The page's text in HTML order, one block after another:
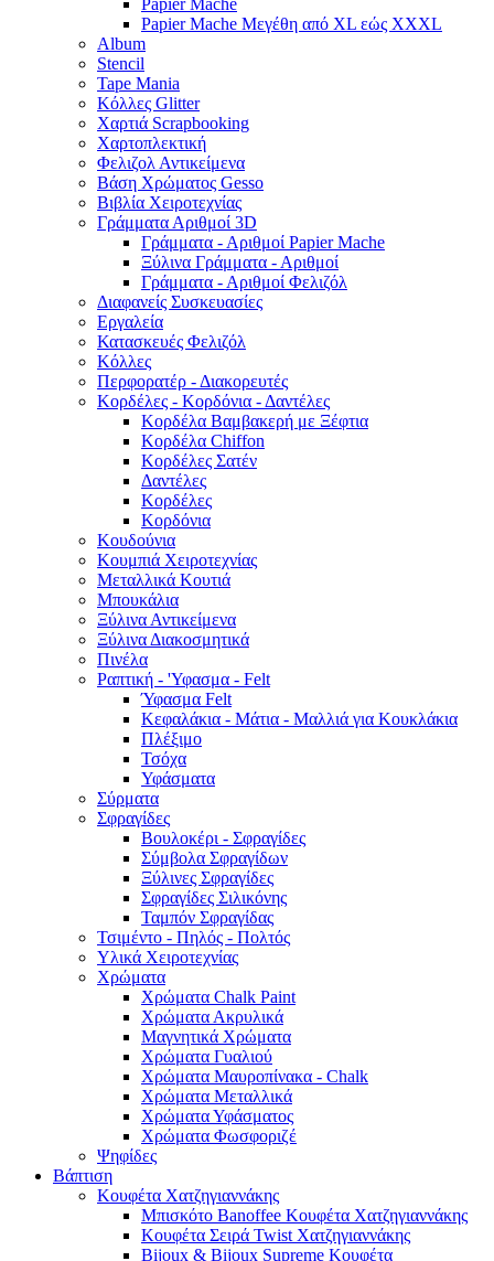
Papier Mache
Papier Mache Μεγέθη από XL εώς XXXL
Album
Stencil
Tape Mania
Κόλλες Glitter
Χαρτιά Scrapbooking
Χαρτοπλεκτική
Φελιζολ Αντικείμενα
Βάση Χρώματος Gesso
Βιβλία Χειροτεχνίας
Γράμματα Αριθμοί 3D
Γράμματα - Αριθμοί Papier Mache
Ξύλινα Γράμματα - Αριθμοί
Γράμματα - Αριθμοί Φελιζόλ
Διαφανείς Συσκευασίες
Εργαλεία
Κατασκευές Φελιζόλ
Κόλλες
Περφορατέρ - Διακορευτές
Κορδέλες - Κορδόνια - Δαντέλες
Κορδέλα Βαμβακερή με Ξέφτια
Κορδέλα Chiffon
Κορδέλες Σατέν
Δαντέλες
Κορδέλες
Κορδόνια
Κουδούνια
Κουμπιά Χειροτεχνίας
Μεταλλικά Κουτιά
Μπουκάλια
Ξύλινα Αντικείμενα
Ξύλινα Διακοσμητικά
Πινέλα
Ραπτική - 'Υφασμα - Felt
Ύφασμα Felt
Κεφαλάκια - Μάτια - Μαλλιά για Κουκλάκια
Πλέξιμο
Τσόχα
Υφάσματα
Σύρματα
Σφραγίδες
Βουλοκέρι - Σφραγίδες
Σύμβολα Σφραγίδων
Ξύλινες Σφραγίδες
Σφραγίδες Σιλικόνης
Ταμπόν Σφραγίδας
Τσιμέντο - Πηλός - Πολτός
Υλικά Χειροτεχνίας
Χρώματα
Χρώματα Chalk Paint
Χρώματα Ακρυλικά
Μαγνητικά Χρώματα
Χρώματα Γυαλιού
Χρώματα Μαυροπίνακα - Chalk
Χρώματα Μεταλλικά
Χρώματα Υφάσματος
Χρώματα Φωσφοριζέ
Ψηφίδες
Βάπτιση
Κουφέτα Χατζηγιαννάκης
Μπισκότο Banoffee Κουφέτα Χατζηγιαννάκης
Κουφέτα Σειρά Twist Χατζηγιαννάκης
Bijoux & Bijoux Supreme Κουφέτα